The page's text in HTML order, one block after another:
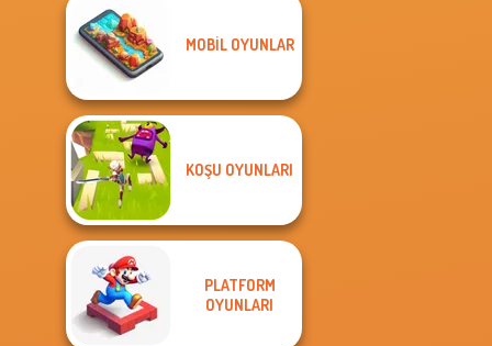
MOBIL OYUNLAR
KOŞU OYUNLARI
PLATFORM
OYUNLARI